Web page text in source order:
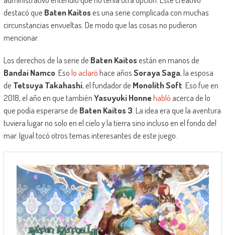
destacó que Baten Kaitoses una serie complicada con muchas
circunstancias envueltas. De modo que las cosas no pudieron
mencionar.
Los derechos de la serie de Baten Kaitosestán en manos de
Bandai Namco. Esolo aclaróhace añosSoraya Saga, la esposa
de Tetsuya Takahashi, el fundador de Monolith Soft . Eso fue en
2018, el año en que tambiénYasuyuki Honnehabló acerca de lo
que podía esperarse de Baten Kaitos 3 . La idea era que la aventura
tuviera lugar no solo en el cielo y la tierra sino incluso en el fondo del
mar. Igual tocó otros temas interesantes de este juego.